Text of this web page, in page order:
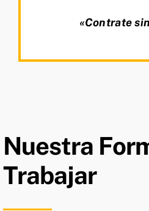
«Contrate
Nuestra
Trabajar